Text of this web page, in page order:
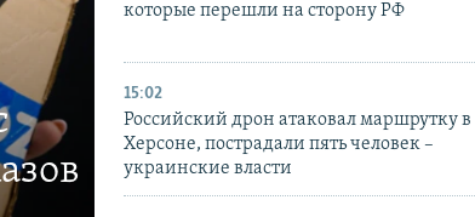
которые перешли на сторону РФ
15:02
Российский дрон атаковал маршрутку в
Херсоне, пострадали пять человек –
украинские власти